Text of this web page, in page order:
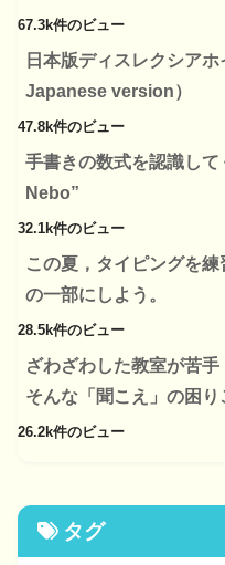
67.3k件のビュー
日本版ディスレクシア
Japanese version）
47.8k件のビュー
手書きの数式を認識し
Nebo”
32.1k件のビュー
この夏，タイピングを
の一部にしよう。
28.5k件のビュー
ざわざわした教室が苦
そんな「聞こえ」の困
26.2k件のビュー
タグ